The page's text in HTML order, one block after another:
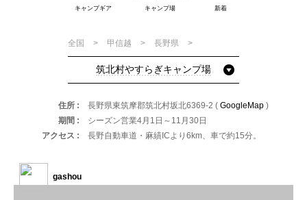
キャンプギア キャンプ場 新着
全国 甲信越 長野県
筑北村やすらぎキャンプ場
住所 長野県東筑摩郡筑北村坂北6369-2 ( GoogleMap )
期間
シーズン営業4月1日～11月30日
アクセス
長野自動車道・麻績ICより6km、車で約15分。
gashou